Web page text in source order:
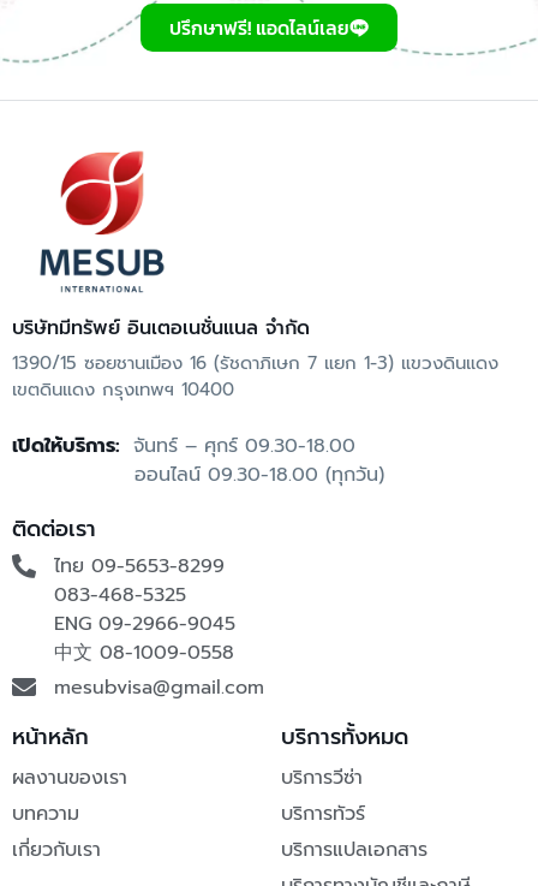
ปรึกษาฟรี! แอดไลน์เลย
บริษัทมีทรัพย์ อินเตอเนชั่นแนล จำกัด
1390/15 ซอยชานเมือง 16 (รัชดาภิเษก 7 แยก 1-3) แขวงดินแดง
เขตดินแดง กรุงเทพฯ 10400
เปิดให้บริการ: จันทร์ – ศุกร์ 09.30-18.00
ออนไลน์ 09.30-18.00 (ทุกวัน)
ติดต่อเรา
ไทย 09-5653-8299
083-468-5325
ENG 09-2966-9045
中文 08-1009-0558
mesubvisa@gmail.com
หน้าหลัก
ผลงานของเรา
บทความ
เกี่ยวกับเรา
บริการทั้งหมด
บริการวีซ่า
บริการทัวร์
บริการแปลเอกสาร